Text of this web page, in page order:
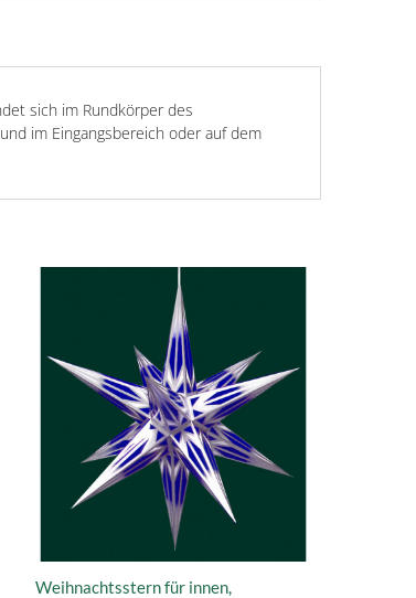
sich im Rundkörper des
im Eingangsbereich oder auf dem
Weihnachtsstern für innen,